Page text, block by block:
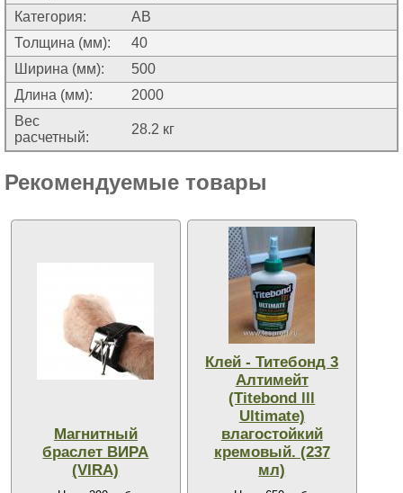
Категория:
АВ
Толщина (мм):
40
Ширина (мм):
500
Длина (мм):
2000
Вес
расчетный:
28.2 кг
Рекомендуемые товары
Магнитный
браслет ВИРА
(VIRA)
Клей - Титебонд 3
Алтимейт
(Titebond lll
Ultimate)
влагостойкий
кремовый. (237
мл)